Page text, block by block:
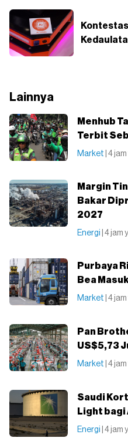
Lainnya
Menhub
Terbit
Market | 4
Margin
Bakar
2027
Energi | 4 jam
Purbaya
Bea
Market | 4
Pan
US$5,73
Market | 4
Saudi
Light bagi
Energi | 4 jam